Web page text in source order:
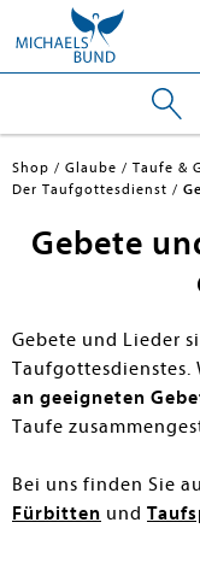
Shop Glaube Taufe &
Der Taufgottesdienst
Gebete
Gebete und Lieder
Taufgottesdienstes.
an geeigneten
Taufe
Bei uns finden Sie
Fürbitten und